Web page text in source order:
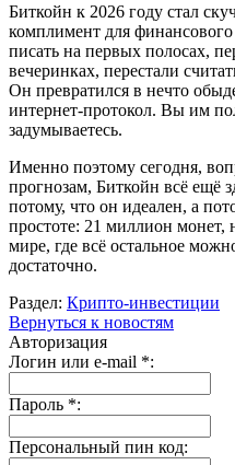
Биткойн к 2026 году стал
комплимент для
писать на первых полосах,
вечеринках, перестали
Он превратился в нечто
интернет-протокол. Вы им
задумываетесь.
Именно поэтому сегодня,
прогнозам, Биткойн всё ещё
потому, что он идеален, а
простоте: 21 миллион монет,
мире, где всё остальное
достаточно.
Раздел: Крипто-инвестиции
Вернуться к новостям
Авторизация
Логин или e-mail *:
Пароль *:
Персональный пин код: